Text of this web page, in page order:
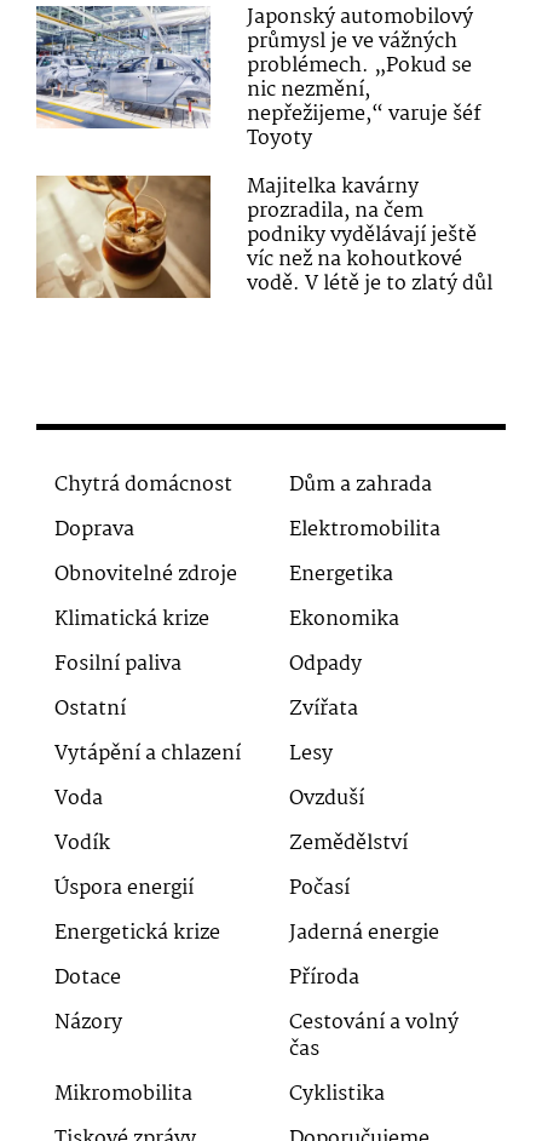
Japonský automobilový
průmysl je ve vážných
problémech. „Pokud se
nic nezmění,
nepřežijeme,“ varuje šéf
Toyoty
Majitelka kavárny
prozradila, na čem
podniky vydělávají ještě
víc než na kohoutkové
vodě. V létě je to zlatý důl
Chytrá domácnost
Dům a zahrada
Doprava
Elektromobilita
Obnovitelné zdroje
Energetika
Klimatická krize
Ekonomika
Fosilní paliva
Odpady
Ostatní
Zvířata
Vytápění a chlazení
Lesy
Voda
Ovzduší
Vodík
Zemědělství
Úspora energií
Počasí
Energetická krize
Jaderná energie
Dotace
Příroda
Názory
Cestování a volný
čas
Mikromobilita
Cyklistika